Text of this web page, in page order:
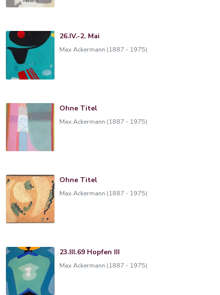
26.IV.-2. Mai
Max Ackermann (1887 - 1975)
Ohne Titel
Max Ackermann (1887 - 1975)
Ohne Titel
Max Ackermann (1887 - 1975)
23.III.69 Hopfen III
Max Ackermann (1887 - 1975)